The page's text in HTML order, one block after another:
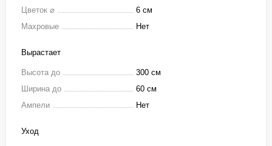
Цветок ⌀
6 см
Махровые
Нет
Вырастает
Высота до
300 см
Ширина до
60 см
Ампели
Нет
Уход